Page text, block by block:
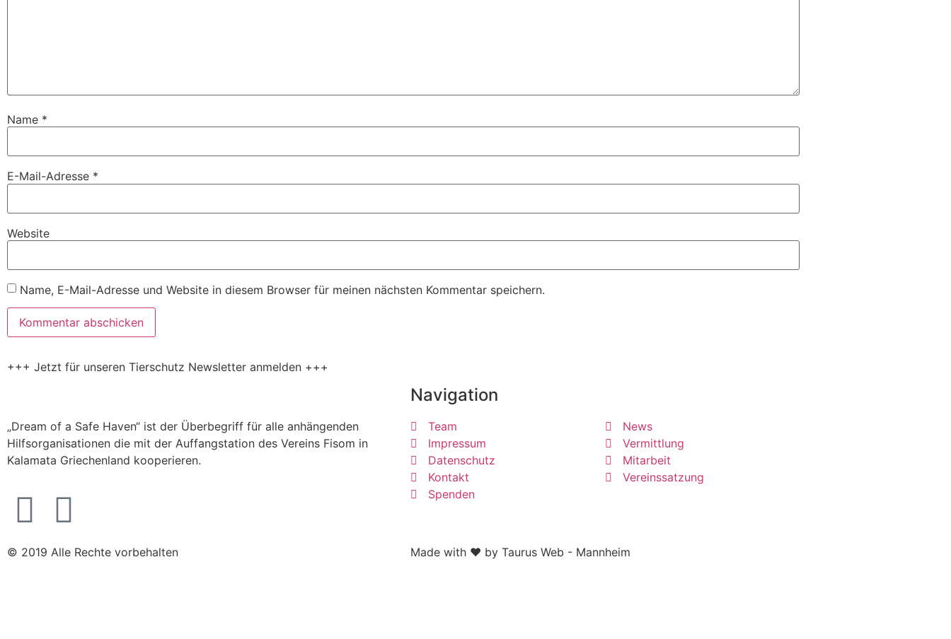
Name *
E-Mail-Adresse *
Website
Name, E-Mail-Adresse und Website in diesem Browser für meinen nächsten Kommentar speichern.
+++ Jetzt für unseren Tierschutz Newsletter anmelden +++
„Dream of a Safe Haven“ ist der Überbegriff für alle anhängenden
Hilfsorganisationen die mit der Auffangstation des Vereins Fisom in
Kalamata Griechenland kooperieren.
Navigation
Team
Impressum
Datenschutz
Kontakt
Spenden
News
Vermittlung
Mitarbeit
Vereinssatzung
© 2019 Alle Rechte vorbehalten Made with ❤ by Taurus Web - Mannheim